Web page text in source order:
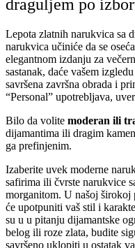
draguljem po
Lepota zlatnih narukvica sa
narukvica učiniće da se
elegantnom izdanju za
sastanak, daće vašem
savršena završna obrada i
“Personal” upotrebljava,
Bilo da volite moderan ili
dijamantima ili dragim
ga prefinjenim.
Izaberite uvek moderne
safirima ili čvrste narukvice
morganitom. U našoj širokoj
će upotpuniti vaš stil i
su u u pitanju dijamantske
belog ili roze zlata, budite
savršeno uklopiti u ostatak